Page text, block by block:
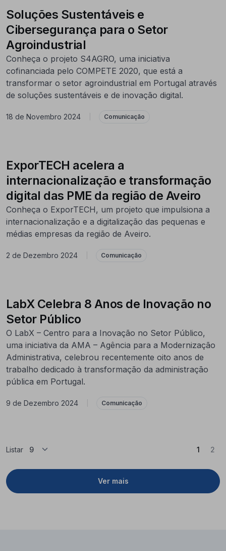
Soluções Sustentáveis e
Cibersegurança para o Setor
Agroindustrial
Conheça o projeto S4AGRO, uma iniciativa
cofinanciada pelo COMPETE 2020, que está a
transformar o setor agroindustrial em Portugal através
de soluções sustentáveis e de inovação digital.
18 de Novembro 2024 Comunicação
ExporTECH acelera a
internacionalização e transformação
digital das PME da região de Aveiro
Conheça o ExporTECH, um projeto que impulsiona a
internacionalização e a digitalização das pequenas e
médias empresas da região de Aveiro.
2 de Dezembro 2024 Comunicação
LabX Celebra 8 Anos de Inovação no
Setor Público
O LabX – Centro para a Inovação no Setor Público,
uma iniciativa da AMA – Agência para a Modernização
Administrativa, celebrou recentemente oito anos de
trabalho dedicado à transformação da administração
pública em Portugal.
9 de Dezembro 2024 Comunicação
Listar
Ver mais
1(Atual)
2